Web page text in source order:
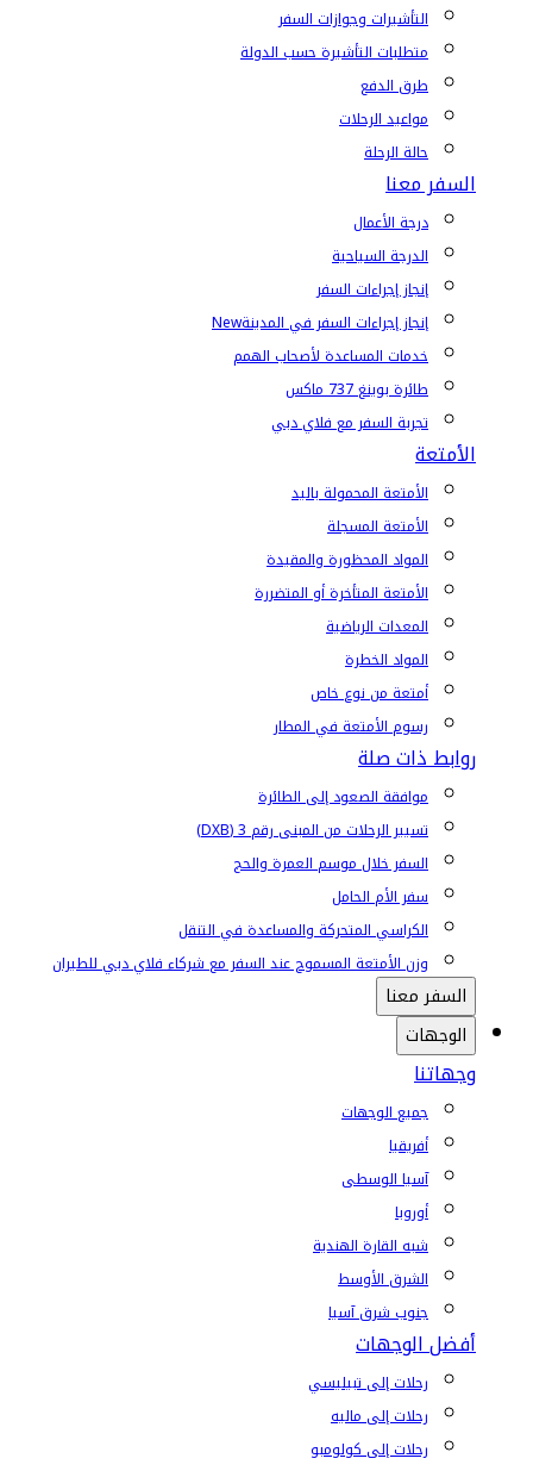
التأشيرات وجوازات السفر
متطلبات التأشيرة حسب الدولة
طرق الدفع
مواعيد الرحلات
حالة الرحلة
السفر معنا
درجة الأعمال
الدرجة السياحية
إنجاز إجراءات السفر
إنجاز إجراءات السفر في المدينةNew
خدمات المساعدة لأصحاب الهمم
طائرة بوينغ 737 ماكس
تجربة السفر مع فلاي دبي
الأمتعة
الأمتعة المحمولة باليد
الأمتعة المسجلة
المواد المحظورة والمقيدة
الأمتعة المتأخرة أو المتضررة
المعدات الرياضية
المواد الخطرة
أمتعة من نوع خاص
رسوم الأمتعة في المطار
روابط ذات صلة
موافقة الصعود إلى الطائرة
تسيير الرحلات من المبنى رقم 3 (DXB)
السفر خلال موسم العمرة والحج
سفر الأم الحامل
الكراسي المتحركة والمساعدة في التنقل
وزن الأمتعة المسموح عند السفر مع شركاء فلاي دبي للطيران
السفر معنا
الوجهات
وجهاتنا
جميع الوجهات
أفريقيا
آسيا الوسطى
أوروبا
شبه القارة الهندية
الشرق الأوسط
جنوب شرق آسيا
أفضل الوجهات
رحلات إلى تبيليسي
رحلات إلى ماليه
رحلات إلى كولومبو